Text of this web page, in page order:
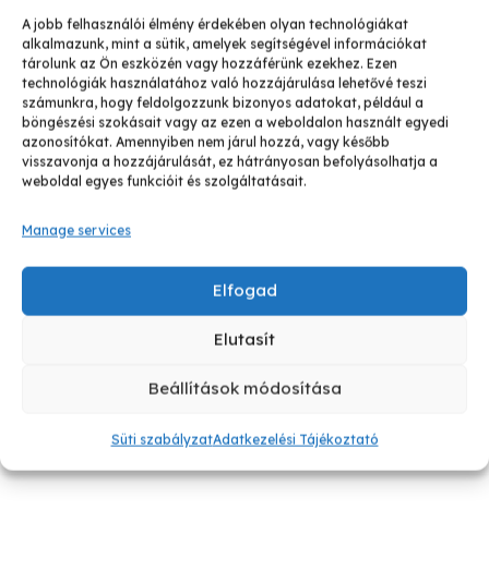
A jobb felhasználói élmény érdekében olyan technológiákat
alkalmazunk, mint a sütik, amelyek segítségével információkat
tárolunk az Ön eszközén vagy hozzáférünk ezekhez. Ezen
technológiák használatához való hozzájárulása lehetővé teszi
számunkra, hogy feldolgozzunk bizonyos adatokat, például a
böngészési szokásait vagy az ezen a weboldalon használt egyedi
azonosítókat. Amennyiben nem járul hozzá, vagy később
visszavonja a hozzájárulását, ez hátrányosan befolyásolhatja a
weboldal egyes funkcióit és szolgáltatásait.
Manage services
Elfogad
Elutasít
Beállítások módosítása
Süti szabályzatAdatkezelési Tájékoztató